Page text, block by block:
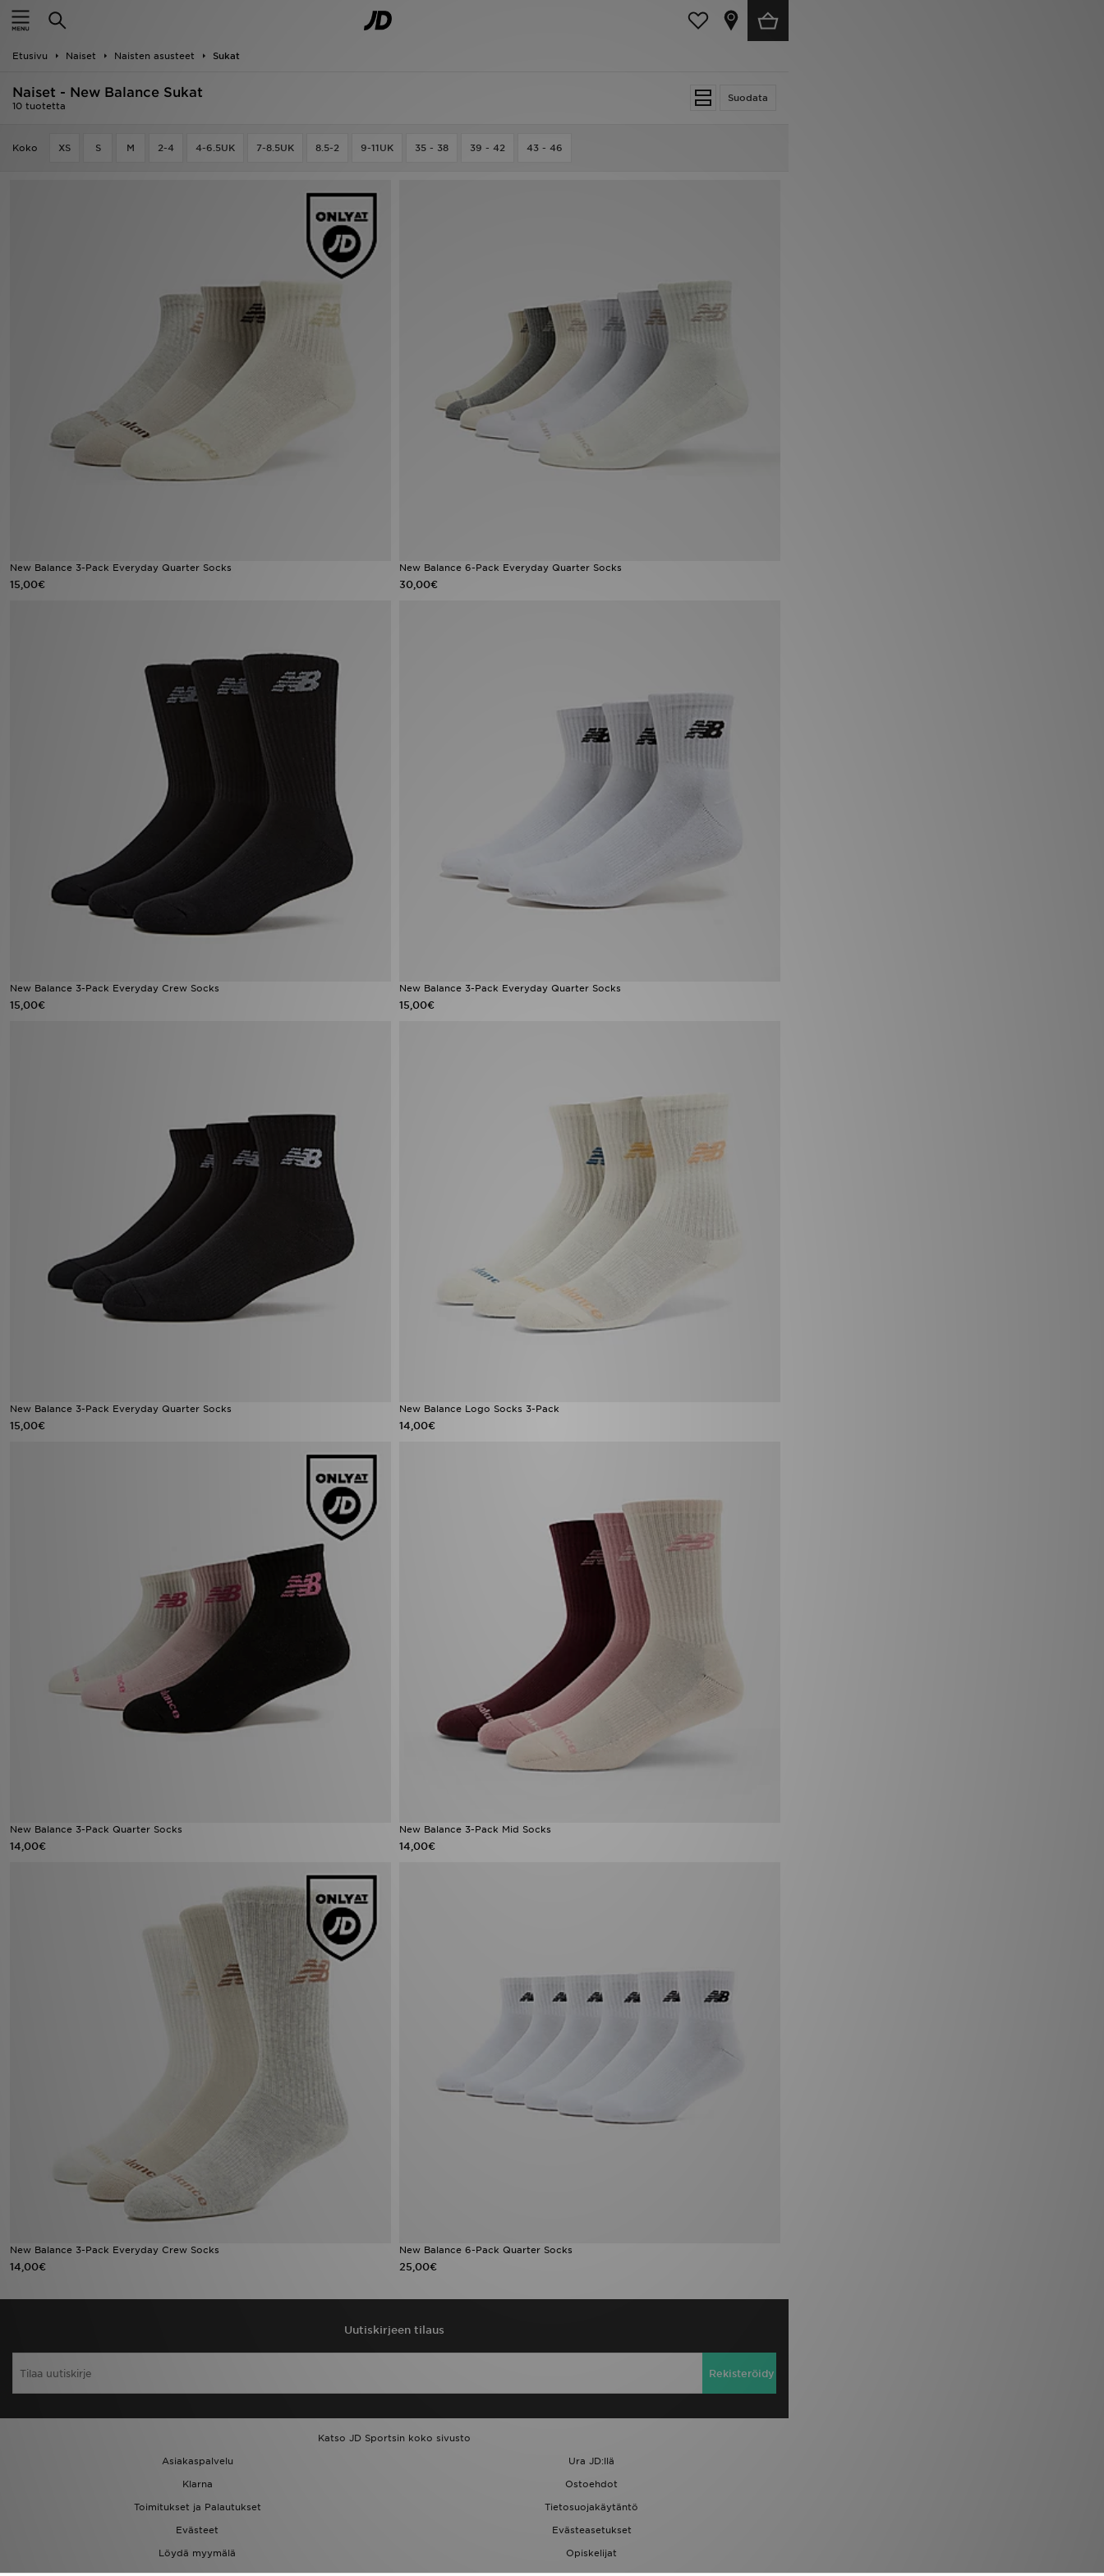
Etusivu Naiset Naisten asusteet Sukat
Suodata
Naiset - New Balance Sukat
10 tuotetta
Koko XS S M 2-4 4-6.5UK 7-8.5UK 8.5-2 9-11UK 35 - 38 39 - 42 43 - 46
New Balance 3-Pack Everyday Quarter Socks
15,00€
New Balance 6-Pack Everyday Quarter Socks
30,00€
New Balance 3-Pack Everyday Crew Socks
15,00€
New Balance 3-Pack Everyday Quarter Socks
15,00€
New Balance 3-Pack Everyday Quarter Socks
15,00€
New Balance Logo Socks 3-Pack
14,00€
New Balance 3-Pack Quarter Socks
14,00€
New Balance 3-Pack Mid Socks
14,00€
New Balance 3-Pack Everyday Crew Socks
14,00€
New Balance 6-Pack Quarter Socks
25,00€
Uutiskirjeen tilaus
Rekisteröidy
Katso JD Sportsin koko sivusto
Asiakaspalvelu
Ura JD:llä
Klarna
Ostoehdot
Toimitukset ja Palautukset
Tietosuojakäytäntö
Evästeet
Evästeasetukset
Löydä myymälä
Opiskelijat
Etusivu
Uutuudet
Lataa JD-sovellus